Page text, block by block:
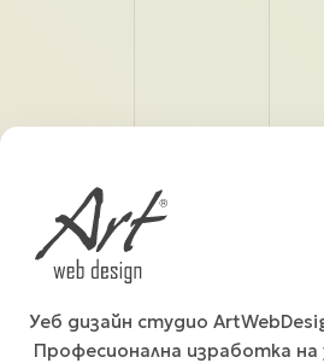
Уеб дизайн студио
Професионална изработка